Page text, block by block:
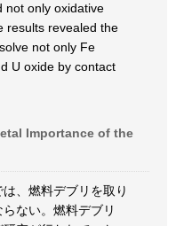
not only oxidative
results revealed the
not only Fe
U oxide by contact
Importance of the
、燃料デブリを取り
ない。燃料デブリ